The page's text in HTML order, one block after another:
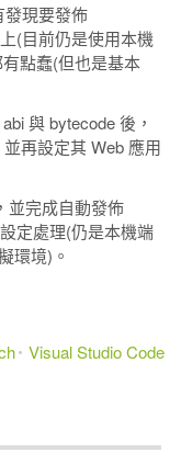
發現要發佈
(目前仍是使用本機
點蠢(但也是基本
與 bytecode 後，
再設定其 Web 應用
並完成自動發佈
定處理(仍是本機端
環境)。
Visual Studio Code